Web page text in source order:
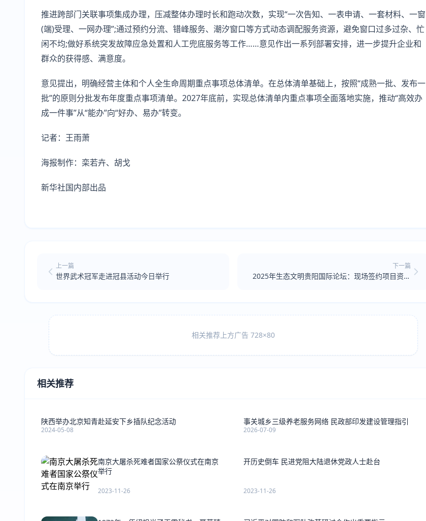
推进跨部门关联事项集成办理，压减整体办理时长和跑动次数，实现“一次告知、一表申请、一套材料、一窗
(端)受理、一网办理”;通过预约分流、错峰服务、潮汐窗口等方式动态调配服务资源，避免窗口过多过杂、忙
闲不均;做好系统突发故障应急处置和人工兜底服务等工作……意见作出一系列部署安排，进一步提升企业和
群众的获得感、满意度。
意见提出，明确经营主体和个人全生命周期重点事项总体清单。在总体清单基础上，按照“成熟一批、发布一
批”的原则分批发布年度重点事项清单。2027年底前，实现总体清单内重点事项全面落地实施，推动“高效办
成一件事”从“能办”向“好办、易办”转变。
记者：王雨萧
海报制作：栾若卉、胡戈
新华社国内部出品
上一篇
世界武术冠军走进冠县活动今日举行
下一篇
2025年生态文明贵阳国际论坛：现场签约项目资金
相关推荐上方广告 728×80
相关推荐
陕西举办北京知青赴延安下乡插队纪念活动
2024-05-08
事关城乡三级养老服务网络 民政部印发建设管理指引
2026-07-09
南京大屠杀死难者国家公祭仪式在南京
举行
2023-11-26
开历史倒车 民进党阻大陆退休党政人士赴台
2023-11-26